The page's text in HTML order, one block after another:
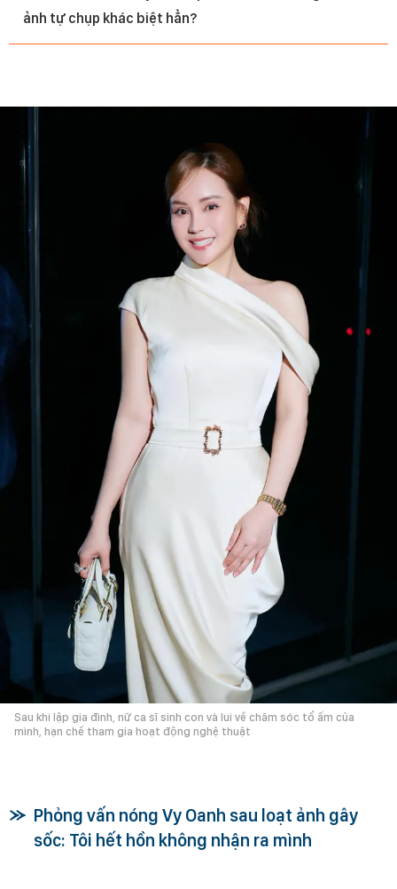
ảnh tự chụp khác biệt hẳn?
Sau khi lập gia đình, nữ ca sĩ sinh con và lui về chăm sóc tổ ấm của
mình, hạn chế tham gia hoạt động nghệ thuật
Phỏng vấn nóng Vy Oanh sau loạt ảnh gây
sốc: Tôi hết hồn không nhận ra mình